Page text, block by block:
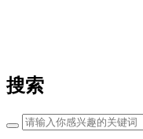
搜索